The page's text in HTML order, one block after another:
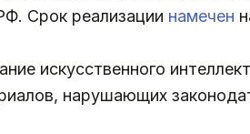
Срок реализации намечен
искусственного
нарушающих